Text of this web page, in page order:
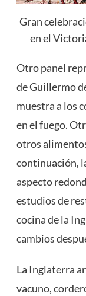
Gran
en el
Otro panel
de Guillermo
muestra a los
en el fuego.
otros
continuación,
aspecto
estudios de
cocina de la
cambios
La Inglaterra
vacuno,